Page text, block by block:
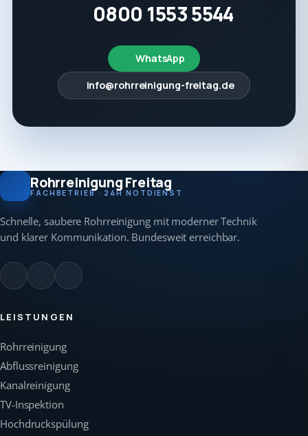
0800 1553 5544
WhatsApp
info@rohrreinigung-freitag.de
Rohrreinigung Freitag
FACHBETRIEB · 24H NOTDIENST
Schnelle, saubere Rohrreinigung mit moderner Technik
und klarer Kommunikation. Bundesweit erreichbar.
LEISTUNGEN
Rohrreinigung
Abflussreinigung
Kanalreinigung
TV-Inspektion
Hochdruckspülung